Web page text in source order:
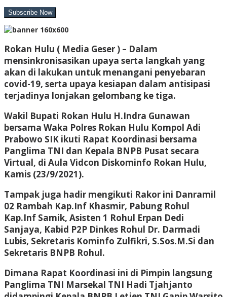
Rokan Hulu ( Media Geser ) – Dalam
mensinkronisasikan upaya serta langkah yang
akan di lakukan untuk menangani penyebaran
covid-19, serta upaya kesiapan dalam antisipasi
terjadinya lonjakan gelombang ke tiga.
Wakil Bupati Rokan Hulu H.Indra Gunawan
bersama Waka Polres Rokan Hulu Kompol Adi
Prabowo SIK ikuti Rapat Koordinasi bersama
Panglima TNI dan Kepala BNPB Pusat secara
Virtual, di Aula Vidcon Diskominfo Rokan Hulu,
Kamis (23/9/2021).
Tampak juga hadir mengikuti Rakor ini Danramil
02 Rambah Kap.Inf Khasmir, Pabung Rohul
Kap.Inf Samik, Asisten 1 Rohul Erpan Dedi
Sanjaya, Kabid P2P Dinkes Rohul Dr. Darmadi
Lubis, Sekretaris Kominfo Zulfikri, S.Sos.M.Si dan
Sekretaris BNPB Rohul.
Dimana Rapat Koordinasi ini di Pimpin langsung
Panglima TNI Marsekal TNI Hadi Tjahjanto